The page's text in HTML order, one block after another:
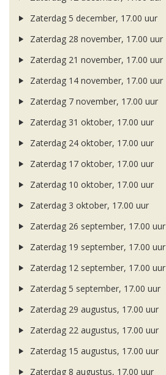
Zaterdag 5 december, 17.00 uur
Zaterdag 28 november, 17.00 uur
Zaterdag 21 november, 17.00 uur
Zaterdag 14 november, 17.00 uur
Zaterdag 7 november, 17.00 uur
Zaterdag 31 oktober, 17.00 uur
Zaterdag 24 oktober, 17.00 uur
Zaterdag 17 oktober, 17.00 uur
Zaterdag 10 oktober, 17.00 uur
Zaterdag 3 oktober, 17.00 uur
Zaterdag 26 september, 17.00 uur
Zaterdag 19 september, 17.00 uur
Zaterdag 12 september, 17.00 uur
Zaterdag 5 september, 17.00 uur
Zaterdag 29 augustus, 17.00 uur
Zaterdag 22 augustus, 17.00 uur
Zaterdag 15 augustus, 17.00 uur
Zaterdag 8 augustus, 17.00 uur